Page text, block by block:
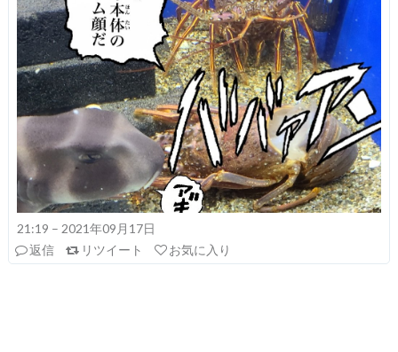
21:19 – 2021年09月17日
返信
リツイート お気に入り